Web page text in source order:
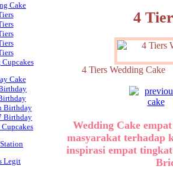
Cake
Cake
Birthday
Birthday
Legit
4
4 Tiers Wedding
Wedding Cake
masyarakat terhadap
inspirasi empat